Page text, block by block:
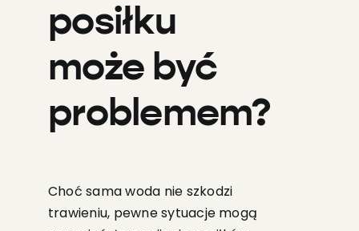
posiłku
może być
problemem?
Choć sama woda nie szkodzi
trawieniu, pewne sytuacje mogą